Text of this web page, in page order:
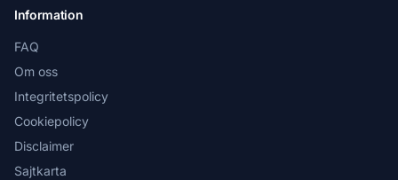
Information
FAQ
Om oss
Integritetspolicy
Cookiepolicy
Disclaimer
Sajtkarta